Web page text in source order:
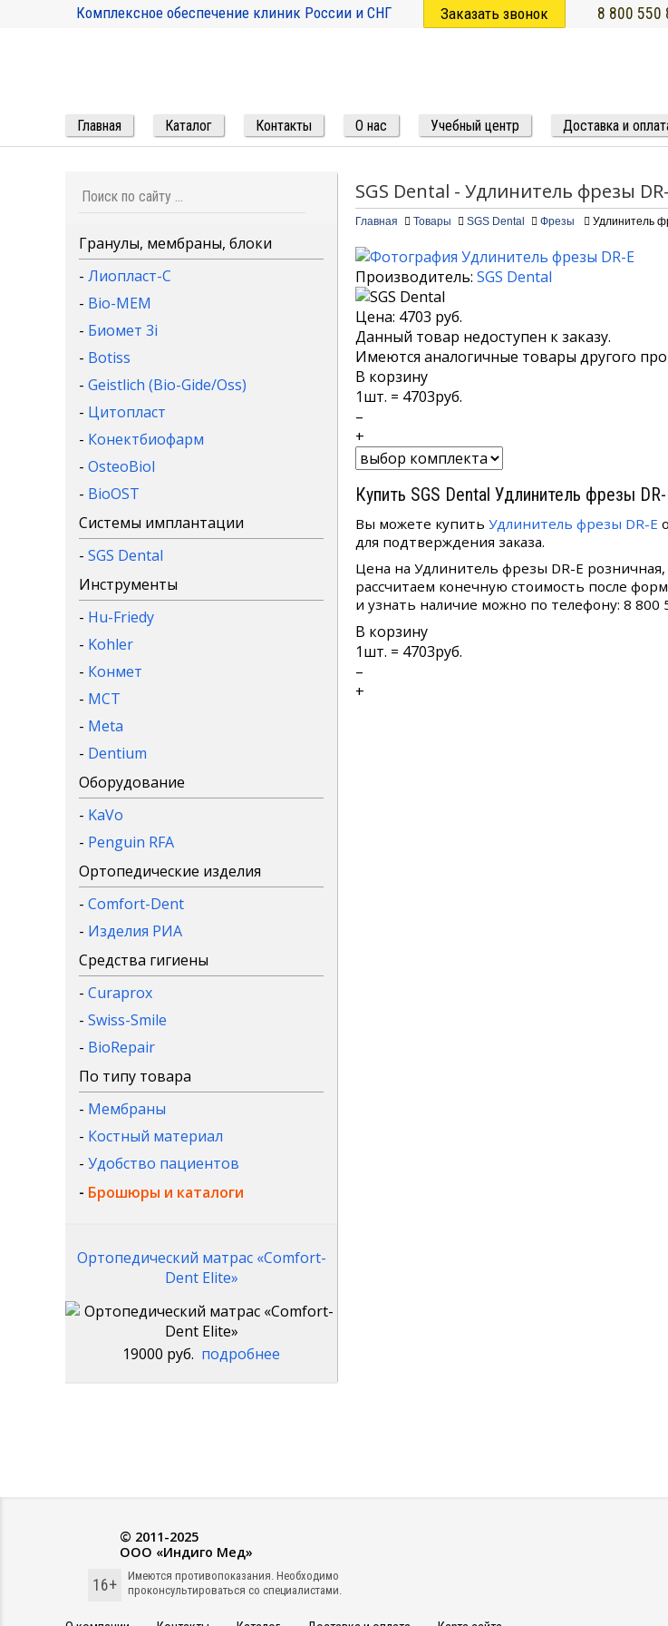
Комплексное обеспечение клиник России и СНГ Заказать звонок 8 800 550
Главная Каталог Контакты О нас Учебный центр Доставка и
SGS Dental - Удлинитель фрезы
Главная Товары SGS Dental Фрезы Удлинитель
Производитель: SGS Dental
Цена: 4703 руб.
Данный товар недоступен к заказу.
Имеются аналогичные товары другого
В корзину
1шт. = 4703руб.
–
+
Купить SGS Dental Удлинитель фрезы
Вы можете купить Удлинитель фрезы DR-E
для подтверждения заказа.
Цена на Удлинитель фрезы DR-E
рассчитаем конечную стоимость после
и узнать наличие можно по телефону: 8
В корзину
1шт. = 4703руб.
–
+
Гранулы, мембраны, блоки
- Лиопласт-С
- Bio-MEM
- Биомет 3i
- Botiss
- Geistlich (Bio-Gide/Oss)
- Цитопласт
- Конектбиофарм
- OsteoBiol
- BioOST
Системы имплантации
- SGS Dental
Инструменты
- Hu-Friedy
- Kohler
- Конмет
- MCT
- Meta
- Dentium
Оборудование
- KaVo
- Penguin RFA
Ортопедические изделия
- Comfort-Dent
- Изделия РИА
Средства гигиены
- Curaprox
- Swiss-Smile
- BioRepair
По типу товара
- Мембраны
- Костный материал
- Удобство пациентов
- Брошюры и каталоги
Ортопедический матрас «Comfort-
Dent Elite»
19000 руб. подробнее
© 2011-2025
ООО «Индиго Мед»
16+
Имеются противопоказания. Необходимо
проконсультироваться со специалистами.